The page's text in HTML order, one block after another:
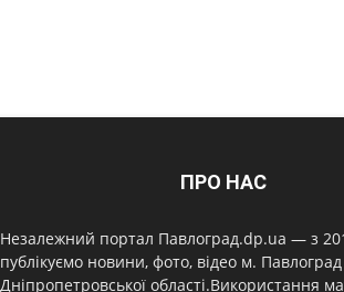
ПРО НАС
Незалежний портал Павлоград.dp.ua — з
публікуємо новини, фото, відео м. Павлоград
Дніпропетровської області.Використання